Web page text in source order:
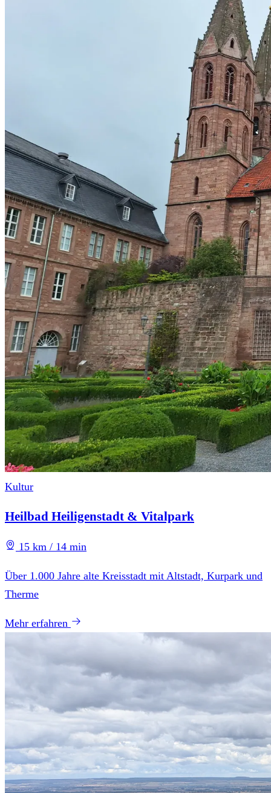
Kultur
Heilbad Heiligenstadt & Vitalpark
15 km / 14 min
Über 1.000 Jahre alte Kreisstadt mit Altstadt, Kurpark und
Therme
Mehr erfahren